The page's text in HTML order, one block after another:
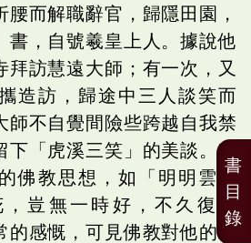
而解職辭官，歸隱田園，
書，自號羲皇上人。據說他
拜訪慧遠大師；有一次，又
造訪，歸途中三人談笑而
師不自覺間險些跨越自我禁
「虎溪三笑」的美談。其
佛教思想，如「明明雲間
，豈無一時好，不久復如
的感慨，可見佛教對他的影
書
目
錄